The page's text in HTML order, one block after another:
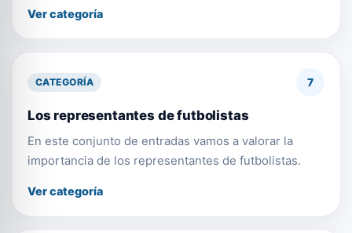
Ver categoría
CATEGORÍA 7
Los representantes de futbolistas
En este conjunto de entradas vamos a valorar la
importancia de los representantes de futbolistas.
Ver categoría